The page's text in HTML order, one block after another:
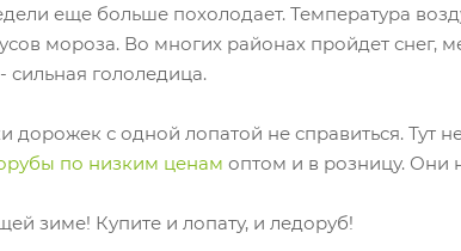
еще больше похолодает. Температура
мороза. Во многих районах пройдет снег,
сильная гололедица.
дорожек с одной лопатой не справиться. Тут
по низким ценам оптом и в розницу. Они
зиме! Купите и лопату, и ледоруб!